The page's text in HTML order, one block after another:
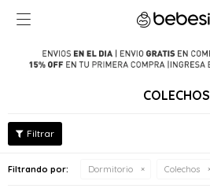

COLECHOS
Filtrando por: Dormitorio Colechos